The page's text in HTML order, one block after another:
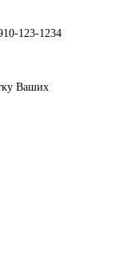
123-1234
Ваших